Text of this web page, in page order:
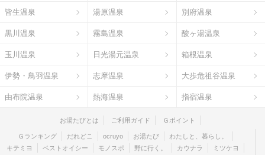
皆生温泉 湯原温泉 別府温泉
黒川温泉 霧島温泉 酸ヶ湯温泉
玉川温泉 日光湯元温泉 箱根温泉
伊勢・鳥羽温泉 志摩温泉 大歩危祖谷温泉
由布院温泉 熱海温泉 指宿温泉
お湯たびとは ご利用ガイド Ｇポイント
Ｇランキング だれどこ ocruyo お湯たび
わたしと、暮らし。
キテミヨ
ベストオイシー モノスポ 野に行く。 カウナラ
ミツケヨ